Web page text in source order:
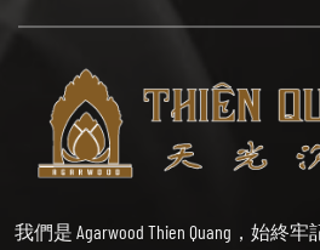
我們是 Agarwood Thien Quang，始